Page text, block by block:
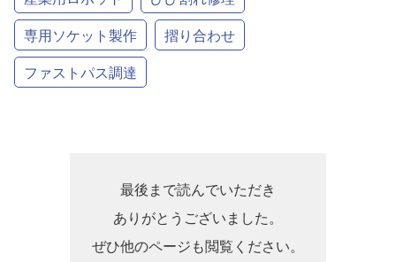
専用ソケット製作
摺り合わせ
ファストパス調達
最後まで読んでいただき
ありがとうございました。
ぜひ他のページも閲覧ください。